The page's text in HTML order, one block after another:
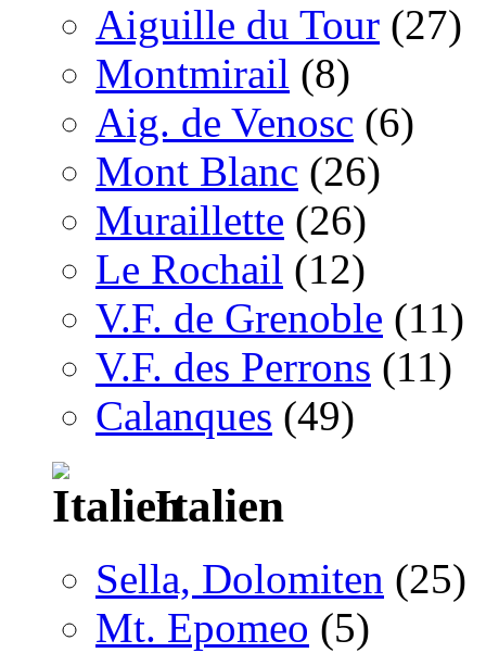
Aiguille du Tour (27)
Montmirail (8)
Aig. de Venosc (6)
Mont Blanc (26)
Muraillette (26)
Le Rochail (12)
V.F. de Grenoble (11)
V.F. des Perrons (11)
Calanques (49)
Italien
Sella, Dolomiten (25)
Mt. Epomeo (5)